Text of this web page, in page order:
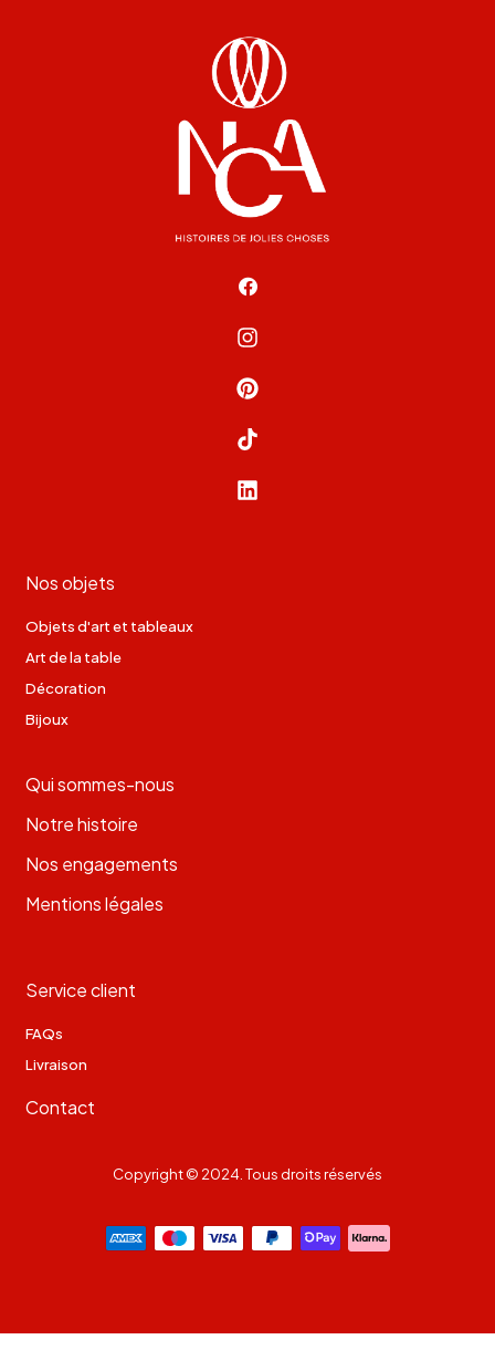
Nos objets
Objets d'art et tableaux
Art de la table
Décoration
Bijoux
Qui sommes-nous
Notre histoire
Nos engagements
Mentions légales
Service client
FAQs
Livraison
Contact
Copyright © 2024. Tous droits réservés